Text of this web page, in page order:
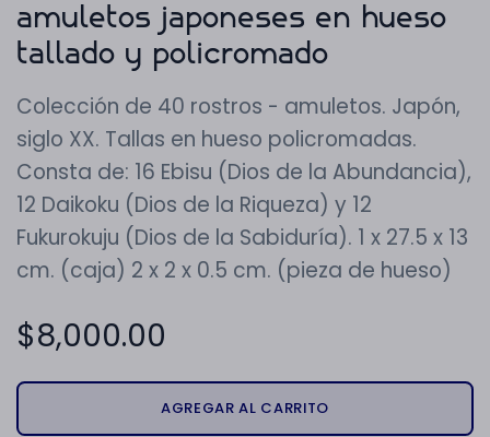
amuletos japoneses en hueso
tallado y policromado
Colección de 40 rostros - amuletos. Japón,
siglo XX. Tallas en hueso policromadas.
Consta de: 16 Ebisu (Dios de la Abundancia),
12 Daikoku (Dios de la Riqueza) y 12
Fukurokuju (Dios de la Sabiduría). 1 x 27.5 x 13
cm. (caja) 2 x 2 x 0.5 cm. (pieza de hueso)
$8,000.00
AGREGAR AL CARRITO